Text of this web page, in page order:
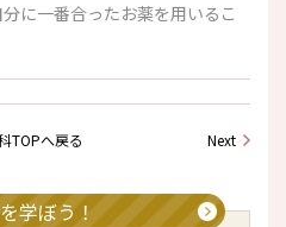
に一番合ったお薬を用いるこ
TOPへ戻る Next
学ぼう！